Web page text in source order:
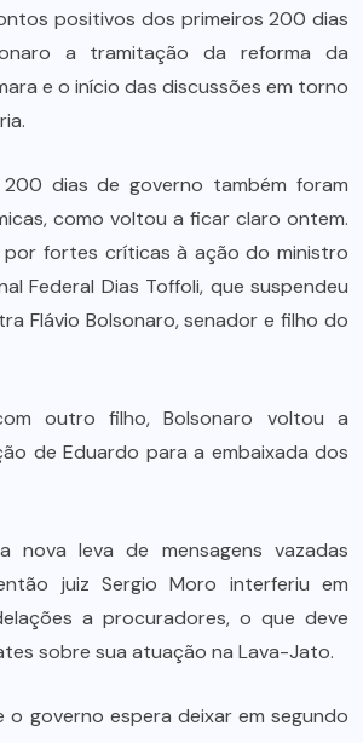
positivos dos primeiros 200 dias
a tramitação da reforma da
e o início das discussões em torno
dias de governo também foram
como voltou a ficar claro ontem.
fortes críticas à ação do ministro
Federal Dias Toffoli, que suspendeu
Flávio Bolsonaro, senador e filho do
outro filho, Bolsonaro voltou a
de Eduardo para a embaixada dos
nova leva de mensagens vazadas
juiz Sergio Moro interferiu em
a procuradores, o que deve
sobre sua atuação na Lava-Jato.
o governo espera deixar em segundo